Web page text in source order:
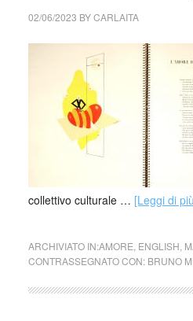
02/06/2023 BYCARLAITA
collettivo culturale … [Leggi di
ARCHIVIATO IN:AMORE ENGLISH
CONTRASSEGNATO CON: BRUNO